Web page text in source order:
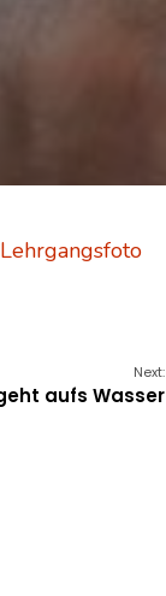
Lehrgangsfoto
Next:
aufs Wasser